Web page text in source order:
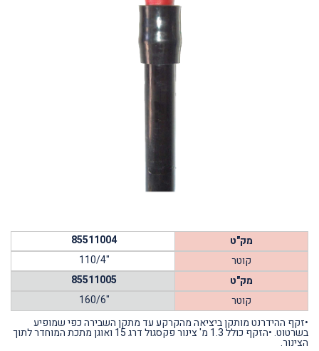
מק"ט
85511004
קוטר
110/4"
מק"ט
85511005
קוטר
160/6"
•זקף ההידרנט מותקן ביציאה מהקרקע עד מתקן השבירה כפי שמופיע
בשרטוט. •הזקף כולל 1.3 מ' צינור פקסגול דרג 15 ואוגן מתכת המוחדר לתוך
הצינור.